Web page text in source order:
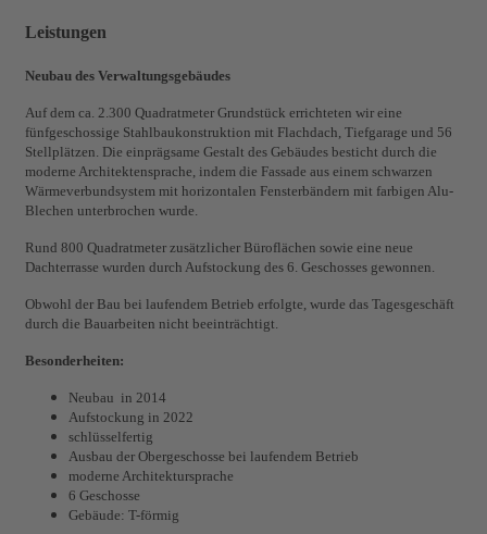
Leistungen
Neubau des Verwaltungsgebäudes
Auf dem ca. 2.300 Quadratmeter Grundstück errichteten wir eine
fünfgeschossige Stahlbaukonstruktion mit Flachdach, Tiefgarage und 56
Stellplätzen. Die einprägsame Gestalt des Gebäudes besticht durch die
moderne Architektensprache, indem die Fassade aus einem schwarzen
Wärmeverbundsystem mit horizontalen Fensterbändern mit farbigen Alu-
Blechen unterbrochen wurde.
Rund 800 Quadratmeter zusätzlicher Büroflächen sowie eine neue
Dachterrasse wurden durch Aufstockung des 6. Geschosses gewonnen.
Obwohl der Bau bei laufendem Betrieb erfolgte, wurde das Tagesgeschäft
durch die Bauarbeiten nicht beeinträchtigt.
Besonderheiten:
Neubau in 2014
Aufstockung in 2022
schlüsselfertig
Ausbau der Obergeschosse bei laufendem Betrieb
moderne Architektursprache
6 Geschosse
Gebäude: T-förmig